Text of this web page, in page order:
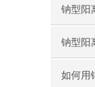
钠型阳
关键材
钠型阳
环境领
如何用